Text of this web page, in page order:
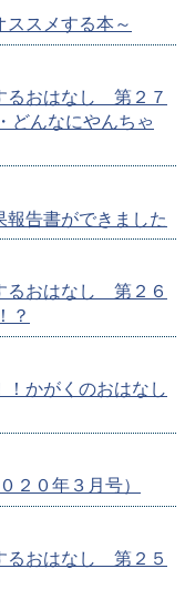
ススメする本～
るおはなし 第２７
んなにやんちゃ
告書ができました
るおはなし 第２６
？
！かがくのおはなし
２０年３月号）
るおはなし 第２５